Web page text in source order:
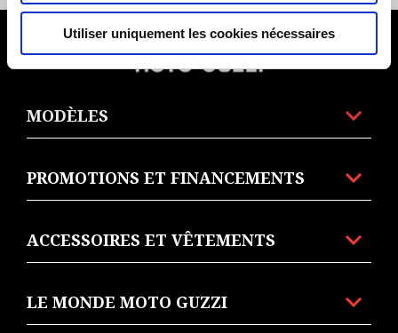
Utiliser uniquement les cookies nécessaires
Pied de page
MODÈLES
PROMOTIONS ET FINANCEMENTS
ACCESSOIRES ET VÊTEMENTS
LE MONDE MOTO GUZZI